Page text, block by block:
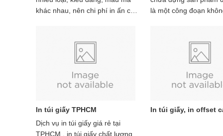
nghiệp.
thẩm mỹ hơn cho sản
các thiết kế cải tiến
Hưng trong lĩnh vực in
cứng, mời các bạn
khảo để biết thêm chi
khác nhau, nên chi phí in ấn của
là một công đoạn
tới tay người tiêu dùng.
hữu một thiết kế hộp
trọng mang lại rất
tuyệt vời cho doanh
cùng tìm hiểu về hộp
theo yêu cầu với giá
In túi giấy TPHCM
Dịch vụ in túi giấy giá rẻ tại
TPHCM , in túi giấy chất lượng
In túi giấy, in offset